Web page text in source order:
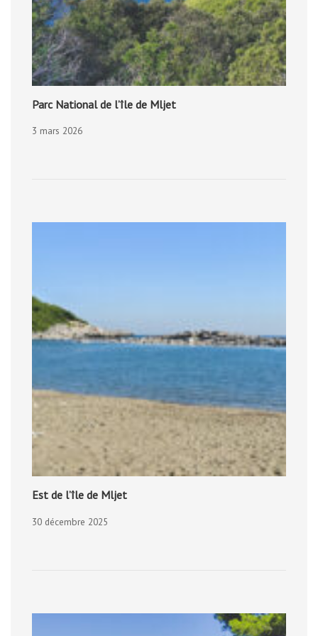
Parc National de l’île de Mljet
3 mars 2026
Est de l’île de Mljet
30 décembre 2025